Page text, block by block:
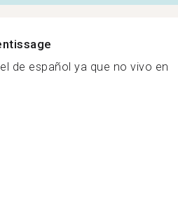
de español ya que no vivo en